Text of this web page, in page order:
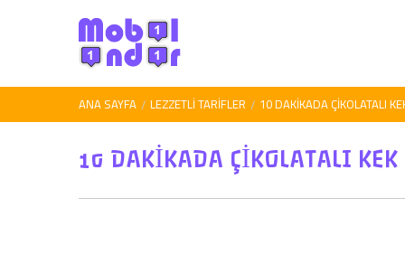
ANA SAYFA LEZZETLI TARIFLER 10 DAKİKADA ÇİKOLATALI
10 DAKİKADA ÇİKOLATALI KEK